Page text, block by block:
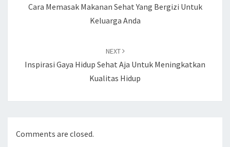
Cara Memasak Makanan Sehat Yang Bergizi Untuk
Keluarga Anda
NEXT
Inspirasi Gaya Hidup Sehat Aja Untuk Meningkatkan
Kualitas Hidup
Comments are closed.